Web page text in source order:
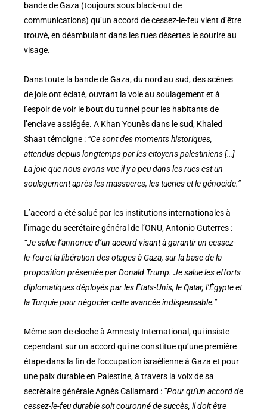
bande de Gaza (toujours sous black-out de
communications) qu’un accord de cessez-le-feu vient d’être
trouvé, en déambulant dans les rues désertes le sourire au
visage.
Dans toute la bande de Gaza, du nord au sud, des scènes
de joie ont éclaté, ouvrant la voie au soulagement et à
l’espoir de voir le bout du tunnel pour les habitants de
l’enclave assiégée. A Khan Younès dans le sud, Khaled
Shaat témoigne : “Ce sont des moments historiques,
attendus depuis longtemps par les citoyens palestiniens […]
La joie que nous avons vue il y a peu dans les rues est un
soulagement après les massacres, les tueries et le génocide.”
L’accord a été salué par les institutions internationales à
l’image du secrétaire général de l’ONU, Antonio Guterres :
“Je salue l’annonce d’un accord visant à garantir un cessez-
le-feu et la libération des otages à Gaza, sur la base de la
proposition présentée par Donald Trump. Je salue les efforts
diplomatiques déployés par les États-Unis, le Qatar, l’Égypte et
la Turquie pour négocier cette avancée indispensable.”
Même son de cloche à Amnesty International, qui insiste
cependant sur un accord qui ne constitue qu’une première
étape dans la fin de l’occupation israélienne à Gaza et pour
une paix durable en Palestine, à travers la voix de sa
secrétaire générale Agnès Callamard : ”Pour qu’un accord de
cessez-le-feu durable soit couronné de succès, il doit être